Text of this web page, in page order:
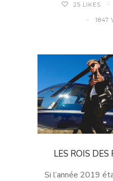
25 LIKES
1847
LES ROIS
Si l’année 2019